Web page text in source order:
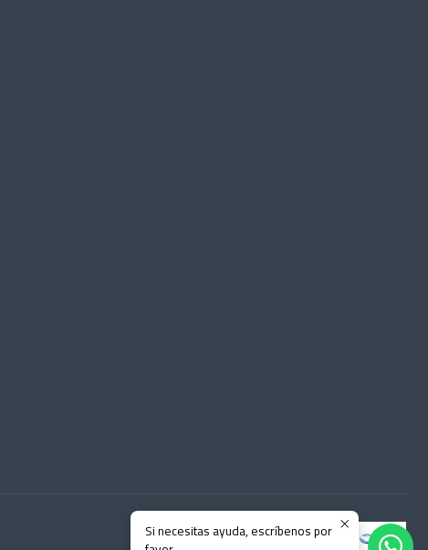
Si necesitas ayuda, escríbenos por